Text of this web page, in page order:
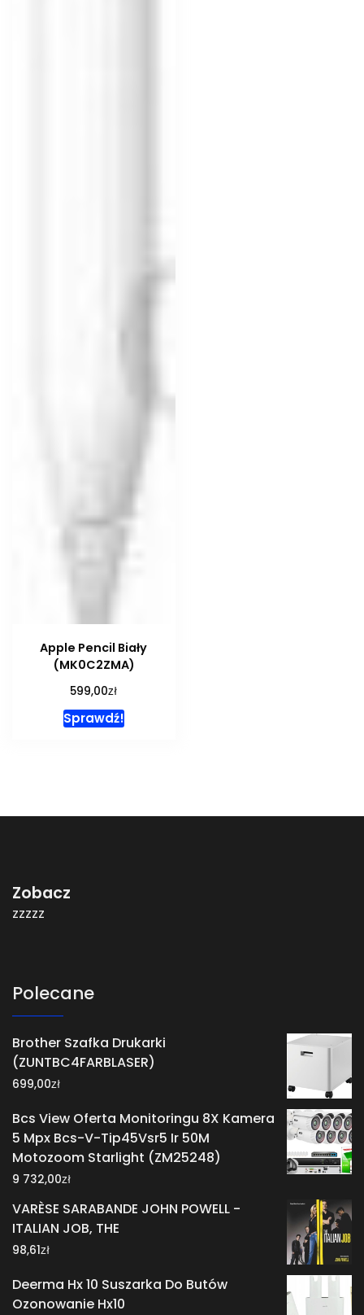
Apple Pencil Biały
(MK0C2ZMA)
599,00zł
Sprawdź!
Zobacz
zzzzz
Polecane
Brother Szafka Drukarki
(ZUNTBC4FARBLASER)
699,00zł
Bcs View Oferta Monitoringu 8X Kamera
5 Mpx Bcs-V-Tip45Vsr5 Ir 50M
Motozoom Starlight (ZM25248)
9 732,00zł
VARÈSE SARABANDE JOHN POWELL -
ITALIAN JOB, THE
98,61zł
Deerma Hx 10 Suszarka Do Butów
Ozonowanie Hx10